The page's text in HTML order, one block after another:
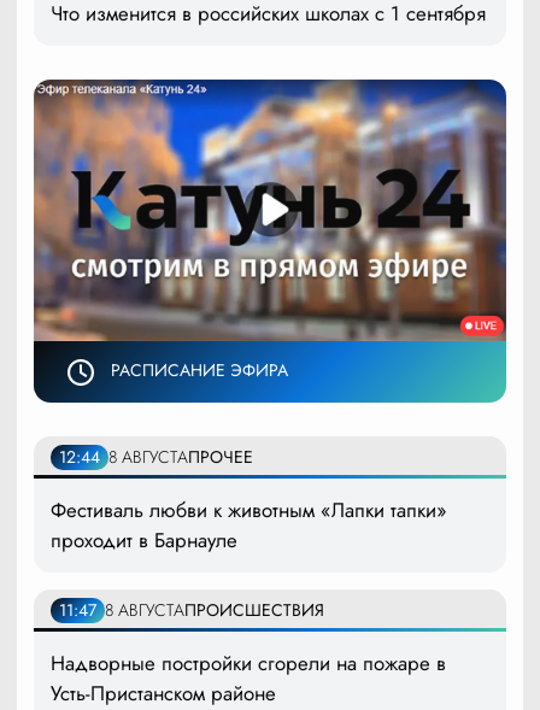
Что изменится в российских школах с 1 сентября
РАСПИСАНИЕ ЭФИРА
12:44 8 АВГУСТАПРОЧЕЕ
Фестиваль любви к животным «Лапки тапки»
проходит в Барнауле
11:47 8 АВГУСТАПРОИСШЕСТВИЯ
Надворные постройки сгорели на пожаре в
Усть-Пристанском районе